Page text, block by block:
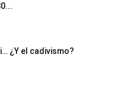
¿Y el cadivismo?